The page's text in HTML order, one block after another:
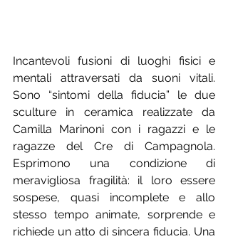
Incantevoli fusioni di luoghi fisici e
mentali attraversati da suoni vitali.
Sono “sintomi della fiducia” le due
sculture in ceramica realizzate da
Camilla Marinoni con i ragazzi e le
ragazze del Cre di Campagnola.
Esprimono una condizione di
meravigliosa fragilità: il loro essere
sospese, quasi incomplete e allo
stesso tempo animate, sorprende e
richiede un atto di sincera fiducia. Una